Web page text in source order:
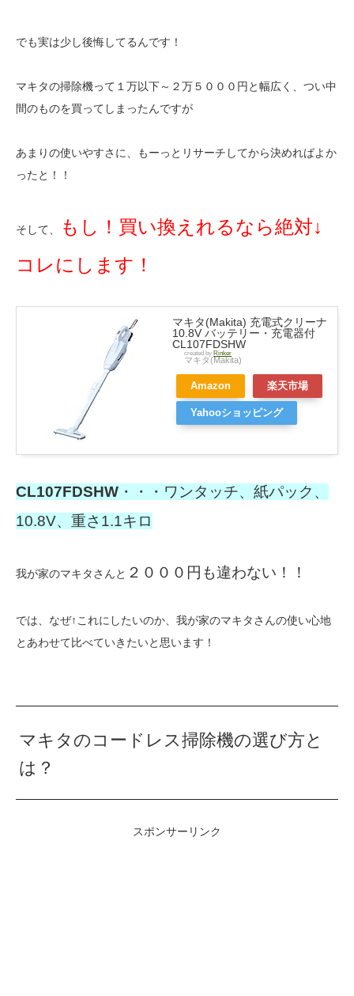
でも実は少し後悔してるんです！
マキタの掃除機って１万以下～２万５０００円と幅広く、つい中
間のものを買ってしまったんですが
あまりの使いやすさに、もーっとリサーチしてから決めればよか
ったと！！
そして、
もし！買い換えれるなら絶対↓
コレにします！
マキタ(Makita) 充電式クリーナ
10.8V バッテリー・充電器付
CL107FDSHW
created by Rinker
マキタ(Makita)
Amazon 楽天市場
Yahooショッピング
CL107FDSHW ・・・ワンタッチ、紙パック、
10.8V、重さ1.1キロ
我が家のマキタさんと ２０００円も違わない！！
では、なぜ↑これにしたいのか、我が家のマキタさんの使い心地
とあわせて比べていきたいと思います！
マキタのコードレス掃除機の選び方と
は？
スポンサーリンク